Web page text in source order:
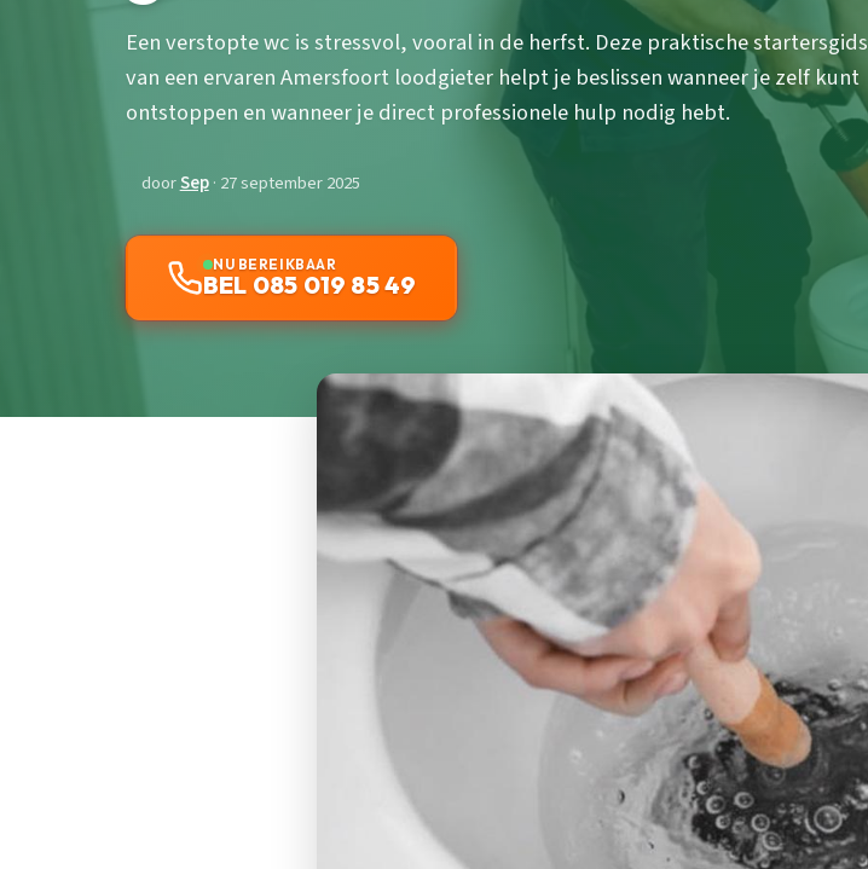
Een verstopte wc is stressvol, vooral in de herfst. Deze praktische startersgids
van een ervaren Amersfoort loodgieter helpt je beslissen wanneer je zelf kunt
ontstoppen en wanneer je direct professionele hulp nodig hebt.
doorSep· 27 september 2025
NU BEREIKBAAR
BEL 085 019 85 49